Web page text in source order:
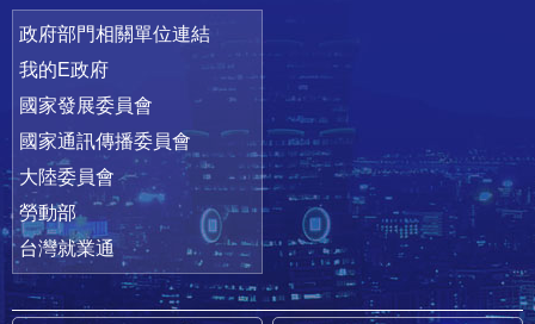
政府部門相關單位連結
我的E政府
國家發展委員會
國家通訊傳播委員會
大陸委員會
勞動部
台灣就業通